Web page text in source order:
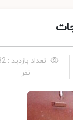
تعداد بازدید
نفر